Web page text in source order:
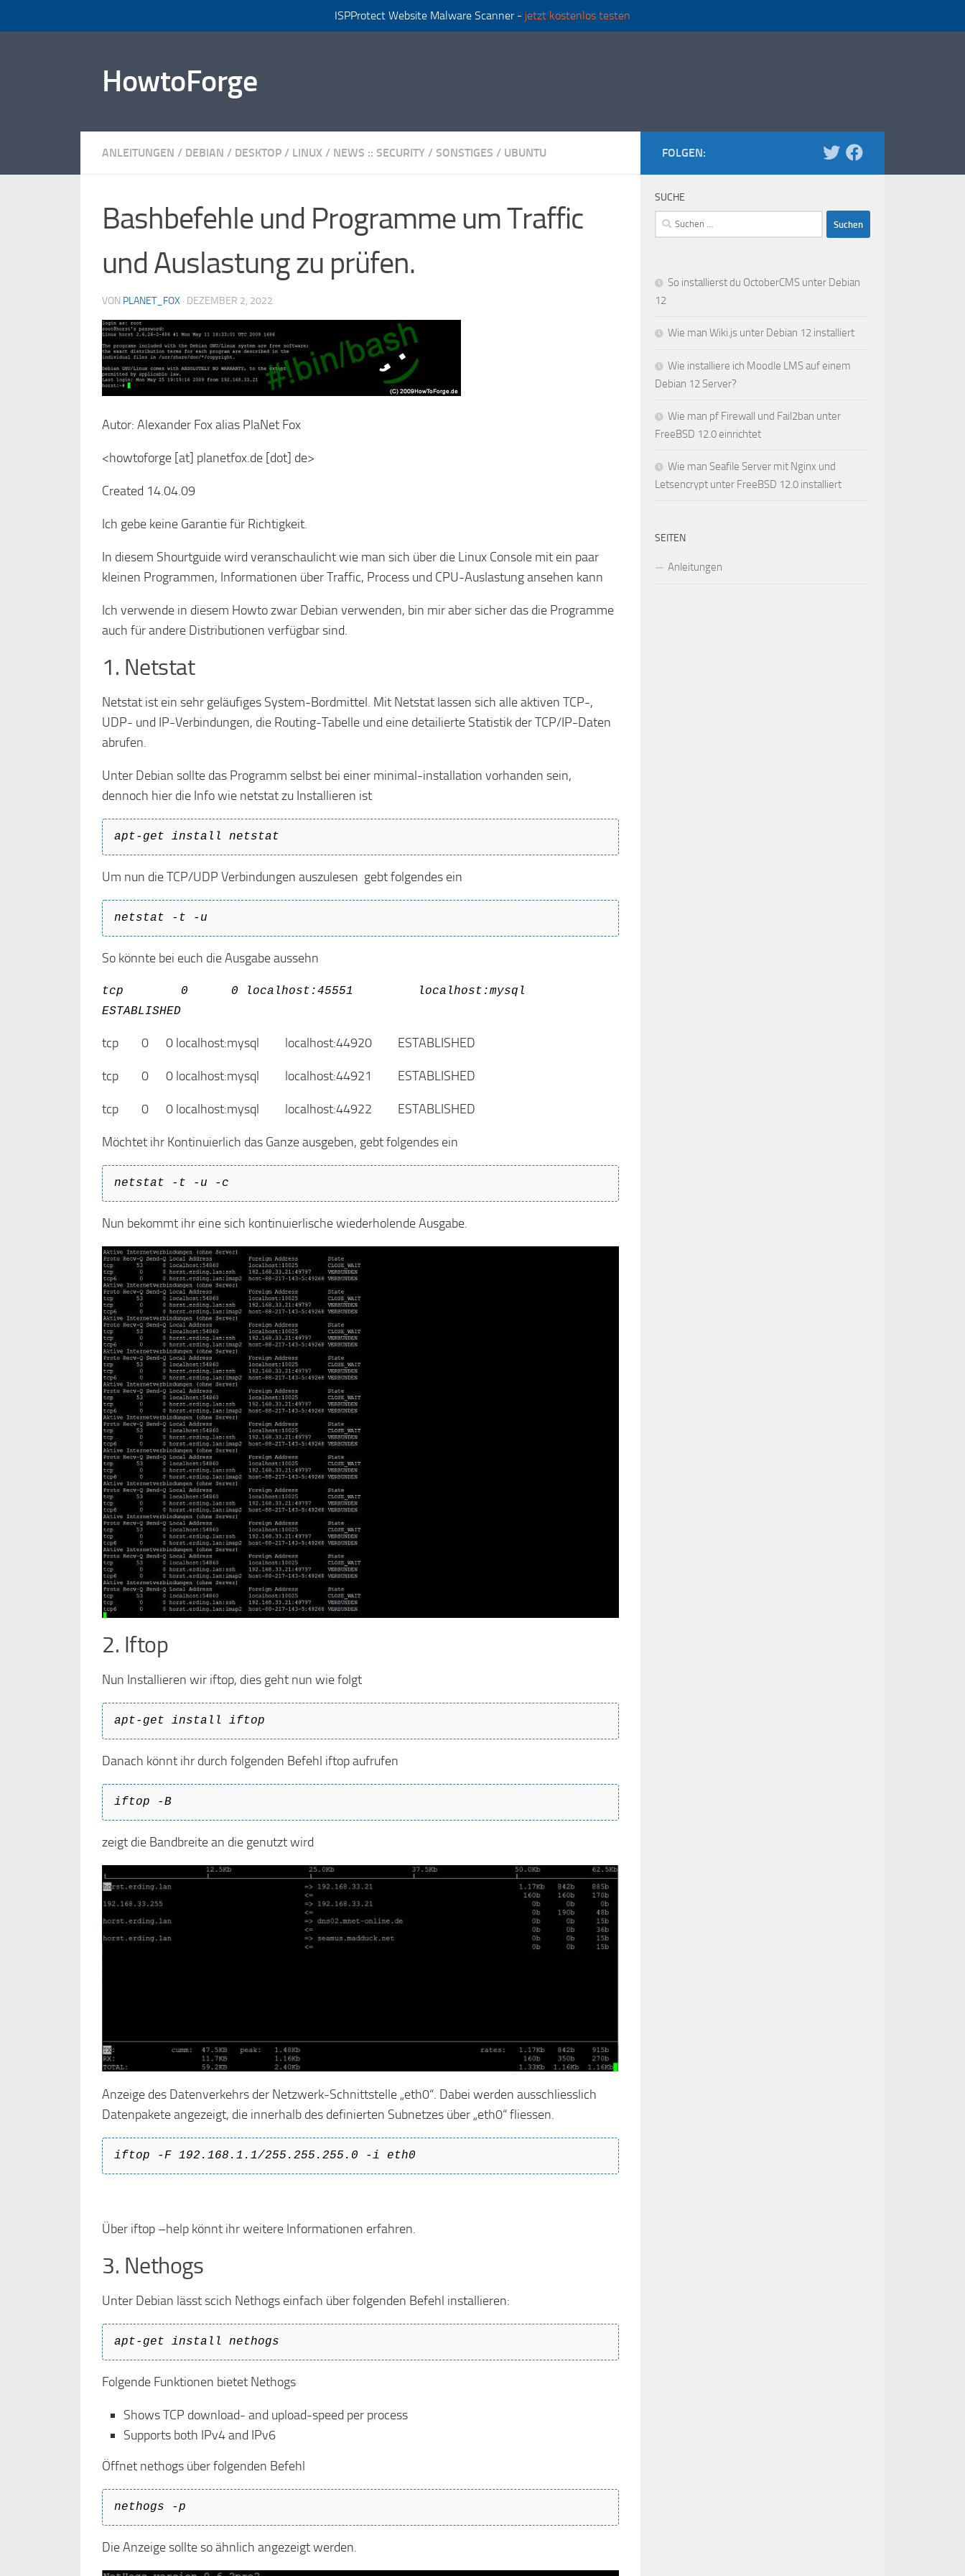
ISPProtect Website Malware Scanner - jetzt kostenlos testen
HowtoForge
ANLEITUNGEN / DEBIAN / DESKTOP / LINUX / NEWS :: SECURITY / SONSTIGES / UBUNTU
Bashbefehle und Programme um Traffic
und Auslastung zu prüfen.
VON PLANET_FOX · DEZEMBER 2, 2022
Autor: Alexander Fox alias PlaNet Fox
<howtoforge [at] planetfox.de [dot] de>
Created 14.04.09
Ich gebe keine Garantie für Richtigkeit.
In diesem Shourtguide wird veranschaulicht wie man sich über die Linux Console mit ein paar
kleinen Programmen, Informationen über Traffic, Process und CPU-Auslastung ansehen kann
Ich verwende in diesem Howto zwar Debian verwenden, bin mir aber sicher das die Programme
auch für andere Distributionen verfügbar sind.
1. Netstat
Netstat ist ein sehr geläufiges System-Bordmittel. Mit Netstat lassen sich alle aktiven TCP-,
UDP- und IP-Verbindungen, die Routing-Tabelle und eine detailierte Statistik der TCP/IP-Daten
abrufen.
Unter Debian sollte das Programm selbst bei einer minimal-installation vorhanden sein,
dennoch hier die Info wie netstat zu Installieren ist
apt-get install netstat
Um nun die TCP/UDP Verbindungen auszulesen gebt folgendes ein
netstat -t -u
So könnte bei euch die Ausgabe aussehn
tcp 0 0 localhost:45551 localhost:mysql
ESTABLISHED
tcp 0 0 localhost:mysql localhost:44920 ESTABLISHED
tcp 0 0 localhost:mysql localhost:44921 ESTABLISHED
tcp 0 0 localhost:mysql localhost:44922 ESTABLISHED
Möchtet ihr Kontinuierlich das Ganze ausgeben, gebt folgendes ein
netstat -t -u -c
Nun bekommt ihr eine sich kontinuierlische wiederholende Ausgabe.
2. Iftop
Nun Installieren wir iftop, dies geht nun wie folgt
apt-get install iftop
Danach könnt ihr durch folgenden Befehl iftop aufrufen
iftop -B
zeigt die Bandbreite an die genutzt wird
Anzeige des Datenverkehrs der Netzwerk-Schnittstelle „eth0“. Dabei werden ausschliesslich
Datenpakete angezeigt, die innerhalb des definierten Subnetzes über „eth0“ fliessen.
iftop -F 192.168.1.1/255.255.255.0 -i eth0
Über iftop –help könnt ihr weitere Informationen erfahren.
3. Nethogs
Unter Debian lässt scich Nethogs einfach über folgenden Befehl installieren:
apt-get install nethogs
Folgende Funktionen bietet Nethogs
Shows TCP download- and upload-speed per process
Supports both IPv4 and IPv6
Öffnet nethogs über folgenden Befehl
nethogs -p
Die Anzeige sollte so ähnlich angezeigt werden.
FOLGEN:
SUCHE
Suchen
nach:
So installierst du OctoberCMS unter Debian
12
Wie man Wiki.js unter Debian 12 installiert
Wie installiere ich Moodle LMS auf einem
Debian 12 Server?
Wie man pf Firewall und Fail2ban unter
FreeBSD 12.0 einrichtet
Wie man Seafile Server mit Nginx und
Letsencrypt unter FreeBSD 12.0 installiert
SEITEN
Anleitungen